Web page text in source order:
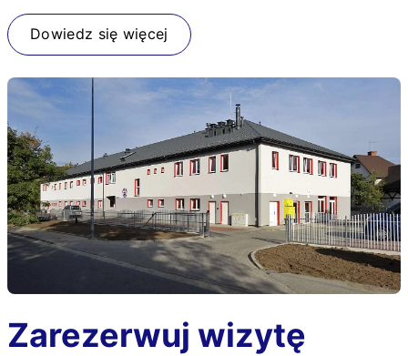
Dowiedz się więcej
Zarezerwuj wizytę